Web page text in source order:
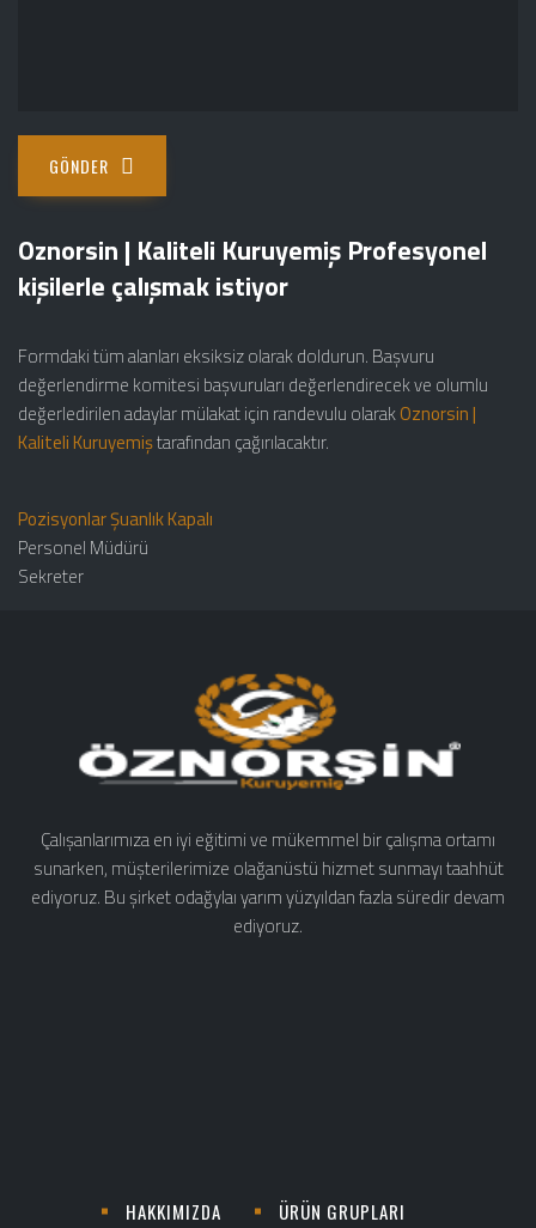
GÖNDER
Oznorsin | Kaliteli Kuruyemiş Profesyonel
kişilerle çalışmak istiyor
Formdaki tüm alanları eksiksiz olarak doldurun. Başvuru
değerlendirme komitesi başvuruları değerlendirecek ve olumlu
değerledirilen adaylar mülakat için randevulu olarakOznorsin |
Kaliteli Kuruyemiştarafından çağırılacaktır.
Pozisyonlar Şuanlık Kapalı
Personel Müdürü
Sekreter
Çalışanlarımıza en iyi eğitimi ve mükemmel bir çalışma ortamı
sunarken, müşterilerimize olağanüstü hizmet sunmayı taahhüt
ediyoruz. Bu şirket odağylaı yarım yüzyıldan fazla süredir devam
ediyoruz.
HAKKIMIZDA ÜRÜN GRUPLARI